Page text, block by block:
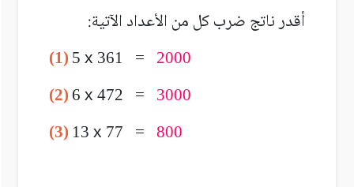
أقدر ناتج ضرب كل من الأعداد الآتية:
(1) 5 x 361 = 2000
(2) 6 x 472 = 3000
(3) 13 x 77 = 800